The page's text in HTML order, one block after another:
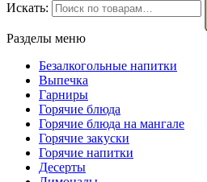
Искать:
Разделы меню
Безалкогольные напитки
Выпечка
Гарниры
Горячие блюда
Горячие блюда на мангале
Горячие закуски
Горячие напитки
Десерты